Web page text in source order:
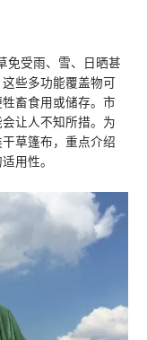
免受雨、雪、日晒甚
些多功能覆盖物可
畜食用或储存。市
让人不知所措。为
草篷布，重点介绍
用性。